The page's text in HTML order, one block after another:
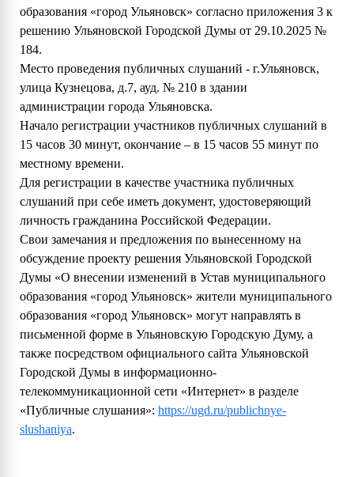
образования «город Ульяновск» согласно приложения 3 к
решению Ульяновской Городской Думы от 29.10.2025 №
184.
Место проведения публичных слушаний - г.Ульяновск,
улица Кузнецова, д.7, ауд. № 210 в здании
администрации города Ульяновска.
Начало регистрации участников публичных слушаний в
15 часов 30 минут, окончание – в 15 часов 55 минут по
местному времени.
Для регистрации в качестве участника публичных
слушаний при себе иметь документ, удостоверяющий
личность гражданина Российской Федерации.
Свои замечания и предложения по вынесенному на
обсуждение проекту решения Ульяновской Городской
Думы «О внесении изменений в Устав муниципального
образования «город Ульяновск» жители муниципального
образования «город Ульяновск» могут направлять в
письменной форме в Ульяновскую Городскую Думу, а
также посредством официального сайта Ульяновской
Городской Думы в информационно-
телекоммуникационной сети «Интернет» в разделе
«Публичные слушания»: https://ugd.ru/publichnye-
slushaniya.